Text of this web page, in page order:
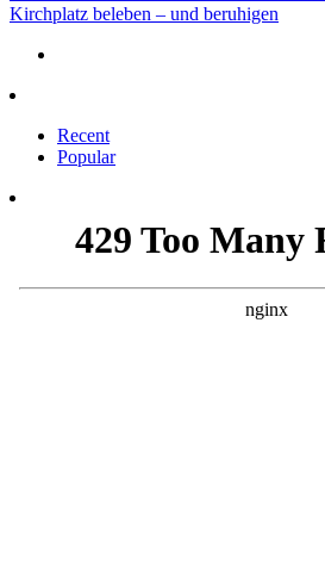
Kirchplatz beleben – und beruhigen
Recent
Popular